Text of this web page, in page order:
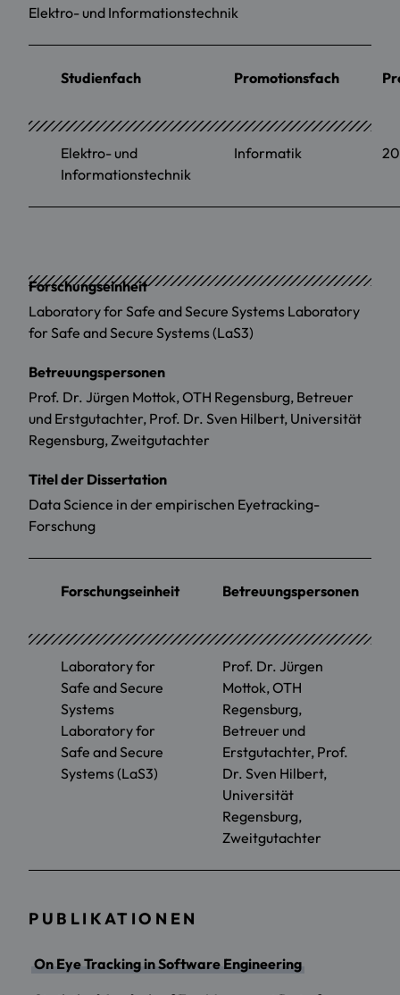
Elektro- und Informationstechnik
Studienfach Promotionsfach
Elektro- und
Informationstechnik
Informatik
Forschungseinheit
Laboratory for Safe and Secure Systems Laboratory
for Safe and Secure Systems (LaS3)
Betreuungspersonen
Prof. Dr. Jürgen Mottok, OTH Regensburg, Betreuer
und Erstgutachter, Prof. Dr. Sven Hilbert, Universität
Regensburg, Zweitgutachter
Titel der Dissertation
Data Science in der empirischen Eyetracking-
Forschung
Forschungseinheit Betreuungspersonen
Laboratory for
Safe and Secure
Systems
Laboratory for
Safe and Secure
Systems (LaS3)
Prof. Dr. Jürgen
Mottok, OTH
Regensburg,
Betreuer und
Erstgutachter, Prof.
Dr. Sven Hilbert,
Universität
Regensburg,
Zweitgutachter
PUBLIKATIONEN
On Eye Tracking in Software Engineering